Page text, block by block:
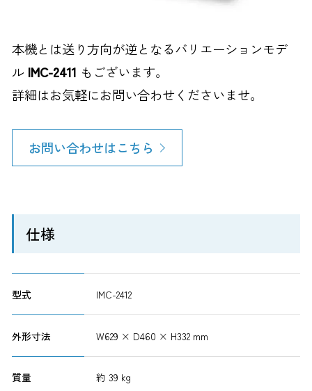
本機とは送り方向が逆となるバリエーションモデ
ル IMC-2411 もございます。
詳細はお気軽にお問い合わせくださいませ。
お問い合わせはこちら
仕様
型式 IMC-2412
外形寸法 W629 × D460 × H332 mm
質量 約 39 kg